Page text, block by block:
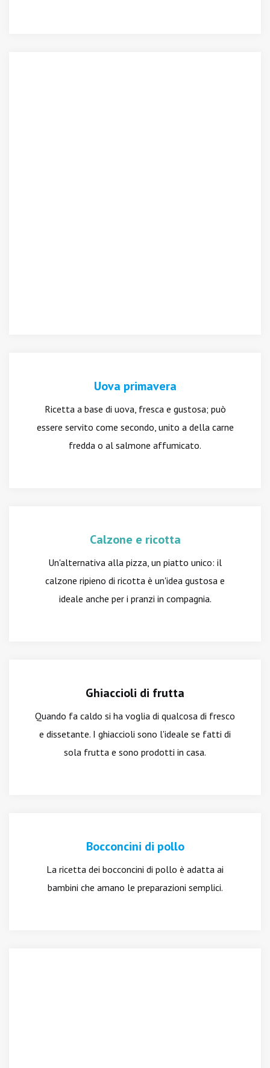
Uova primavera
Ricetta a base di uova, fresca e gustosa; può
essere servito come secondo, unito a della carne
fredda o al salmone affumicato.
Calzone e ricotta
Un'alternativa alla pizza, un piatto unico: il
calzone ripieno di ricotta è un'idea gustosa e
ideale anche per i pranzi in compagnia.
Ghiaccioli di frutta
Quando fa caldo si ha voglia di qualcosa di fresco
e dissetante. I ghiaccioli sono l'ideale se fatti di
sola frutta e sono prodotti in casa.
Bocconcini di pollo
La ricetta dei bocconcini di pollo è adatta ai
bambini che amano le preparazioni semplici.